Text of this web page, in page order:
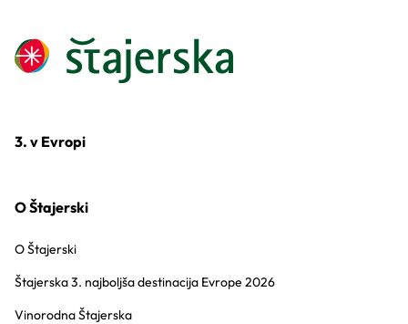
3. v Evropi
O Štajerski
O Štajerski
Štajerska 3. najboljša destinacija Evrope 2026
Vinorodna Štajerska